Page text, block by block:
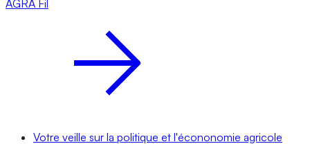
AGRA Fil
Votre veille sur la politique et l'écononomie agricole